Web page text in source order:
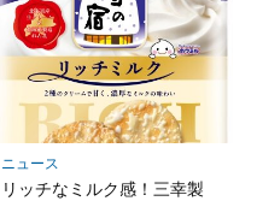
ニュース
リッチなミルク感！三幸製